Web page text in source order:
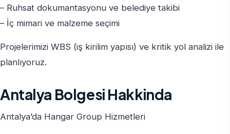
– Ruhsat dokumantasyonu ve belediye takibi
– İç mimari ve malzeme seçimi
Projelerimizi WBS (iş kirilim yapısı) ve kritik yol analizi ile
planlıyoruz.
Antalya Bolgesi Hakkinda
Antalya’da Hangar Group Hizmetleri